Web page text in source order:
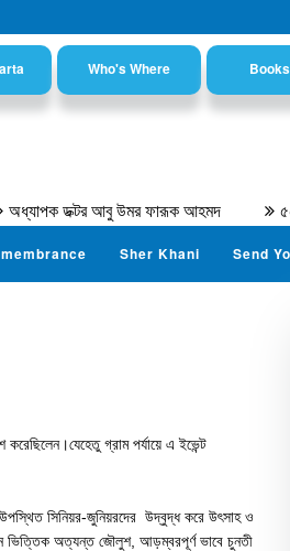
Who's Where Books
ডক্টর আবু উমর ফারূক আহমদ ৫৫তম
Sher Khani Send
গ্রাম পর্যায়ে এ ইভেন্ট
উপস্থিত সিনিয়র-জুনিয়রদের উদ্বুদ্ধ করে উৎসাহ ও
ভিত্তিক অত্যন্ত জৌলুশ, আড়ম্বরপূর্ণ ভাবে চুনতী